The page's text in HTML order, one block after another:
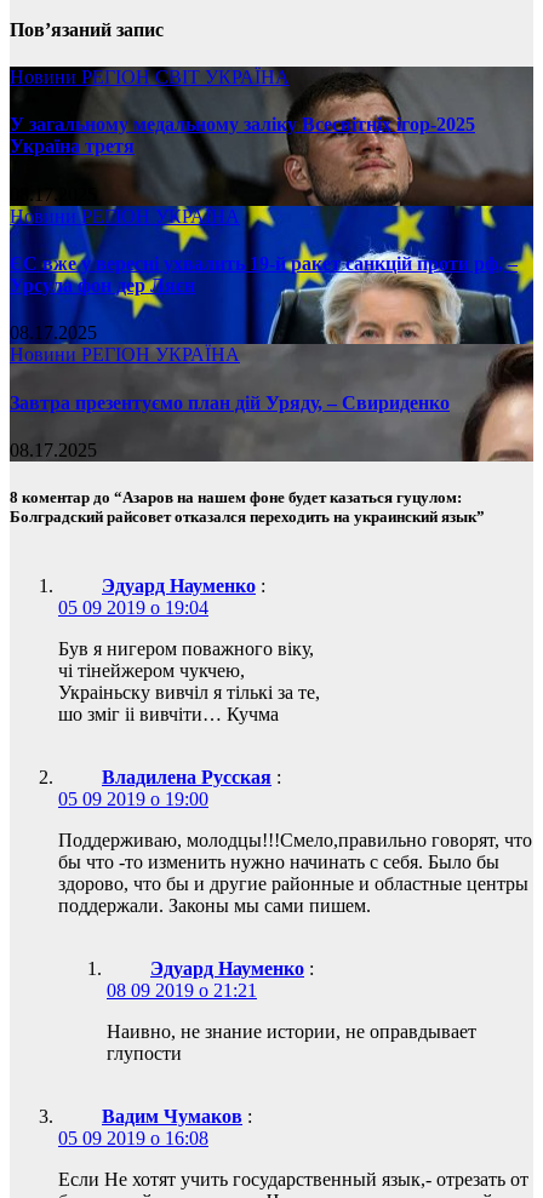
Пов’язаний запис
Новини РЕГІОНСВІТ УКРАЇНА
У загальному медальному заліку Всесвітніх ігор-2025
Україна третя
08.17.2025
НовиниРЕГІОН УКРАЇНА
ЄС вже у вересні ухвалить 19-й ракет санкцій проти рф, –
Урсула фон дер Ляєн
08.17.2025
Новини РЕГІОН УКРАЇНА
Завтра презентуємо план дій Уряду, – Свириденко
08.17.2025
8 коментар до “Азаров на нашем фоне будет казаться гуцулом:
Болградский райсовет отказался переходить на украинский язык”
Эдуард Науменко :
05 09 2019 о 19:04
Був я нигером поважного вiку,
чi тiнейжером чукчею,
Украiньску вивчiл я тiлькi за те,
шо змiг ii вивчiти… Кучма
Владилена Русская :
05 09 2019 о 19:00
Поддерживаю, молодцы!!!Смело,правильно говорят, что
бы что -то изменить нужно начинать с себя. Было бы
здорово, что бы и другие районные и областные центры
поддержали. Законы мы сами пишем.
Эдуард Науменко :
08 09 2019 о 21:21
Наивно, не знание истории, не оправдывает
глупости
Вадим Чумаков :
05 09 2019 о 16:08
Если Не хотят учить государственный язык,- отрезать от